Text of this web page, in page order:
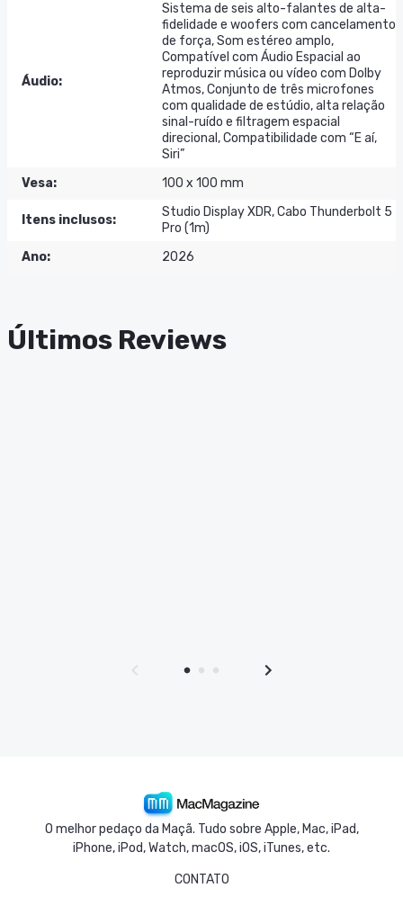
Áudio:
Sistema de seis alto-falantes de alta-
fidelidade e woofers com cancelamento
de força, Som estéreo amplo,
Compatível com Áudio Espacial ao
reproduzir música ou vídeo com Dolby
Atmos, Conjunto de três microfones
com qualidade de estúdio, alta relação
sinal-ruído e filtragem espacial
direcional, Compatibilidade com “E aí,
Siri”
Vesa: 100 x 100 mm
Itens inclusos:
Studio Display XDR, Cabo Thunderbolt 5
Pro (1m)
Ano: 2026
Últimos Reviews
O melhor pedaço da Maçã. Tudo sobre Apple, Mac, iPad,
iPhone, iPod, Watch, macOS, iOS, iTunes, etc.
CONTATO